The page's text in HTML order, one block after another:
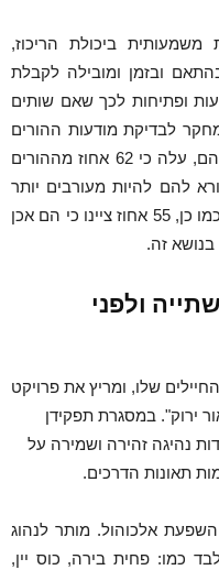
ביכולת הריכוז,
ובזמן ומובילה לקבלת
ופתיחות לכך שאם שותים
לבדיקת מודעות ההורים
לבעיה של נהיגה בעת שכרות של ילדיהם, עלה כי 62 אחוז מההורים
להם להיות מעורבים יותר
בנושא קביעת נהג תורן בקרב ילדיהם. כמו כן, 55 אחוז ציינו כי הם אכן
זה.
ולפני
שלו, ומריץ את פרויקט
ירוק". במסגרת תפקידן
נהיגה זהירה ושמירה על
תאונות הדרכים.
אלכוהול. מותר לנהוג
כמו: פחית בירה, כוס יין,